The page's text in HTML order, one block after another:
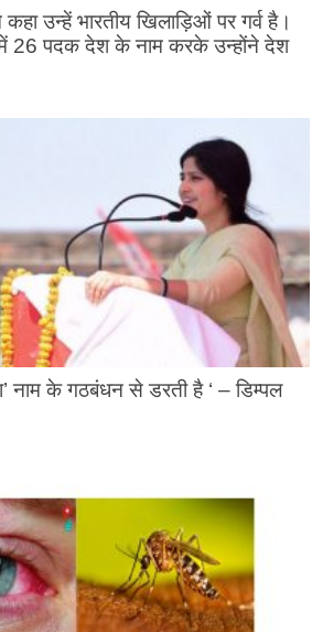
उन्हें भारतीय खिलाड़िओं पर गर्व है।
में 26 पदक देश के नाम करके उन्होंने देश
नाम के गठबंधन से डरती है ‘ – डिम्पल